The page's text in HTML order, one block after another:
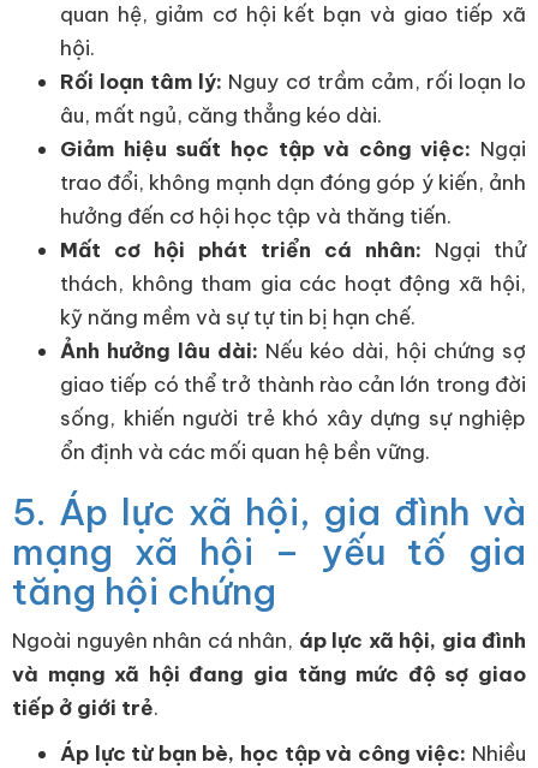
quan hệ, giảm cơ hội kết bạn và giao tiếp xã
hội.
Rối loạn tâm lý: Nguy cơ trầm cảm, rối loạn lo
âu, mất ngủ, căng thẳng kéo dài.
Giảm hiệu suất học tập và công việc: Ngại
trao đổi, không mạnh dạn đóng góp ý kiến, ảnh
hưởng đến cơ hội học tập và thăng tiến.
Mất cơ hội phát triển cá nhân: Ngại thử
thách, không tham gia các hoạt động xã hội,
kỹ năng mềm và sự tự tin bị hạn chế.
Ảnh hưởng lâu dài: Nếu kéo dài, hội chứng sợ
giao tiếp có thể trở thành rào cản lớn trong đời
sống, khiến người trẻ khó xây dựng sự nghiệp
ổn định và các mối quan hệ bền vững.
5. Áp lực xã hội, gia đình và
mạng xã hội – yếu tố gia
tăng hội chứng
Ngoài nguyên nhân cá nhân, áp lực xã hội, gia đình
và mạng xã hội đang gia tăng mức độ sợ giao
tiếp ở giới trẻ.
Áp lực từ bạn bè, học tập và công việc: Nhiều